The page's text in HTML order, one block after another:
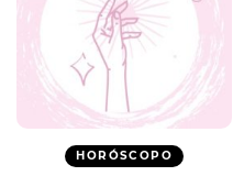
HORÓSCOPO